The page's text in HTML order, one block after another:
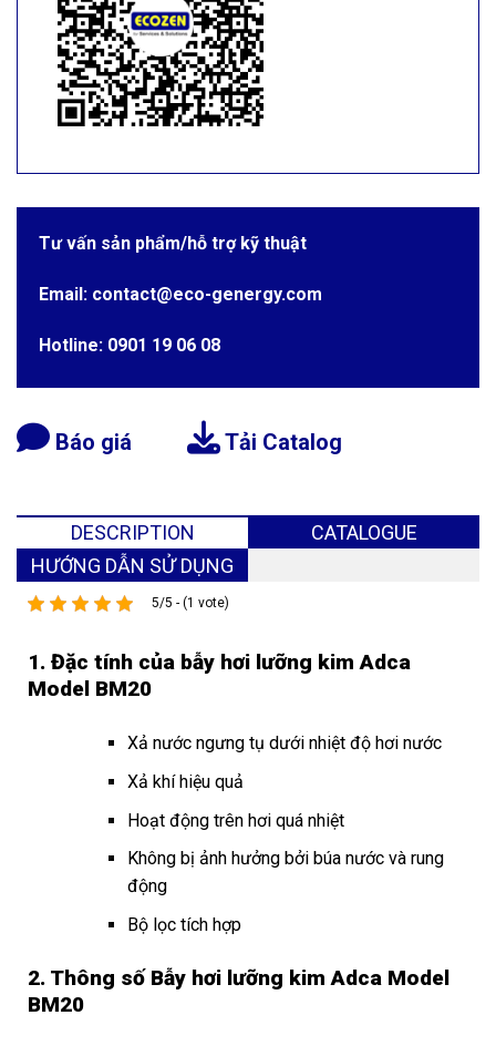
Tư vấn sản phẩm/hỗ trợ kỹ thuật
Email: contact@eco-genergy.com
Hotline: 0901 19 06 08
Báo giá Tải Catalog
DESCRIPTION
CATALOGUE
HƯỚNG DẪN SỬ DỤNG
5/5 - (1 vote)
1. Đặc tính của bẫy hơi lưỡng kim Adca
Model BM20
Xả nước ngưng tụ dưới nhiệt độ hơi nước
Xả khí hiệu quả
Hoạt động trên hơi quá nhiệt
Không bị ảnh hưởng bởi búa nước và rung
động
Bộ lọc tích hợp
2. Thông số Bẫy hơi lưỡng kim Adca Model
BM20